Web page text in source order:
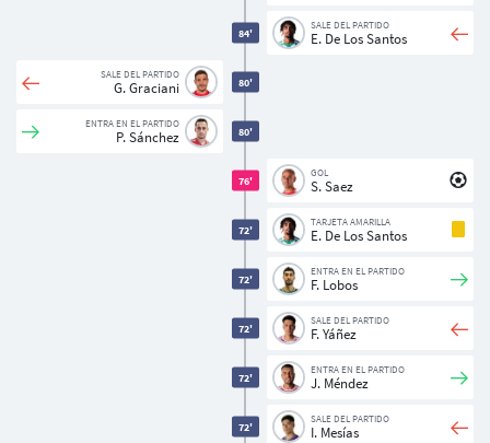
72'
SALE DEL PARTIDO
I. Mesías
72'
ENTRA EN EL PARTIDO
J. Méndez
72'
SALE DEL PARTIDO
F. Yáñez
72'
ENTRA EN EL PARTIDO
F. Lobos
72'
TARJETA AMARILLA
E. De Los Santos
76'
GOL
S. Saez
80'
ENTRA EN EL PARTIDO
P. Sánchez
80'
SALE DEL PARTIDO
G. Graciani
84'
SALE DEL PARTIDO
E. De Los Santos